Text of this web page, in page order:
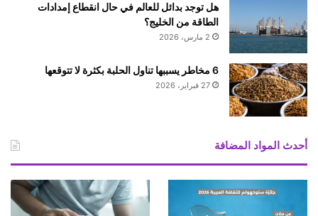
هل توجد بدائل للعالم في حال انقطاع إمدادات
الطاقة من الخليج؟
2 مارس، 2026
6 مخاطر يسببها تناول الحلبة بكثرة لا تتوقعها
27 فبراير، 2026
أحدث المواد المضافة